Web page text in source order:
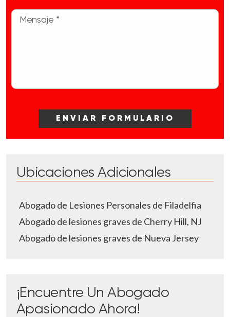
Ubicaciones Adicionales
Abogado de Lesiones Personales de Filadelfia
Abogado de lesiones graves de Cherry Hill, NJ
Abogado de lesiones graves de Nueva Jersey
¡Encuentre Un Abogado
Apasionado Ahora!